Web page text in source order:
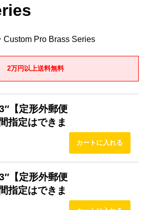
Custom Pro Brass Series
2万円以上送料無料
【定形外郵便
指定はできま
【定形外郵便
指定はできま